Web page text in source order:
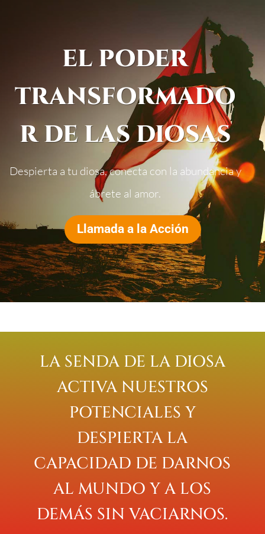
EL PODER
TRANSFORMADO
R DE LAS DIOSAS
Despierta a tu diosa, conecta con la abundancia y
ábrete al amor.
Llamada a la Acción
LA SENDA DE LA DIOSA
ACTIVA NUESTROS
POTENCIALES Y
DESPIERTA LA
CAPACIDAD DE DARNOS
AL MUNDO Y A LOS
DEMÁS SIN VACIARNOS.